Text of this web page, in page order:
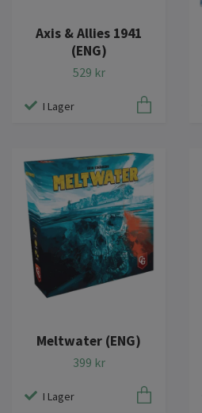
Axis & Allies 1941
(ENG)
529 kr
I Lager
Meltwater (ENG)
399 kr
I Lager